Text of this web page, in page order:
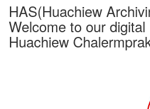
HAS(Huachiew
Welcome to our
Huachiew